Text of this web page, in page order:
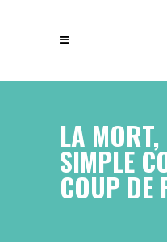
LA MORT,
SIMPLE
COUP DE